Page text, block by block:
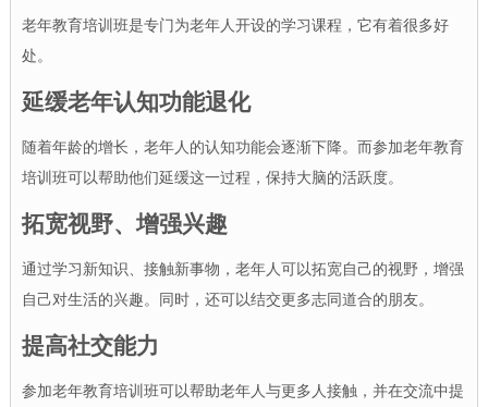
老年教育培训班是专门为老年人开设的学习课程，它有着很多好
处。
延缓老年认知功能退化
随着年龄的增长，老年人的认知功能会逐渐下降。而参加老年教育
培训班可以帮助他们延缓这一过程，保持大脑的活跃度。
拓宽视野、增强兴趣
通过学习新知识、接触新事物，老年人可以拓宽自己的视野，增强
自己对生活的兴趣。同时，还可以结交更多志同道合的朋友。
提高社交能力
参加老年教育培训班可以帮助老年人与更多人接触，并在交流中提